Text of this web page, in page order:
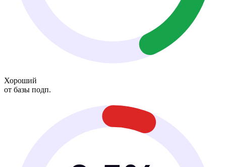
Хороший
от базы подп.